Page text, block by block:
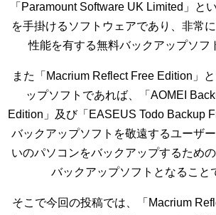
「Paramount Software UK Limited」と
を手掛けるソフトウェアであり、非常
性能を有する無料バックアップソフ
また「Macrium Reflect Free Edition」
ップソフトであれば、「AOMEI
Edition」及び「EASEUS Todo Backup
バックアップソフトを敬遠するユーザ
いのパソコンをバックアップするため
バックアップソフトとなること
そこで今回の投稿では、「Macrium